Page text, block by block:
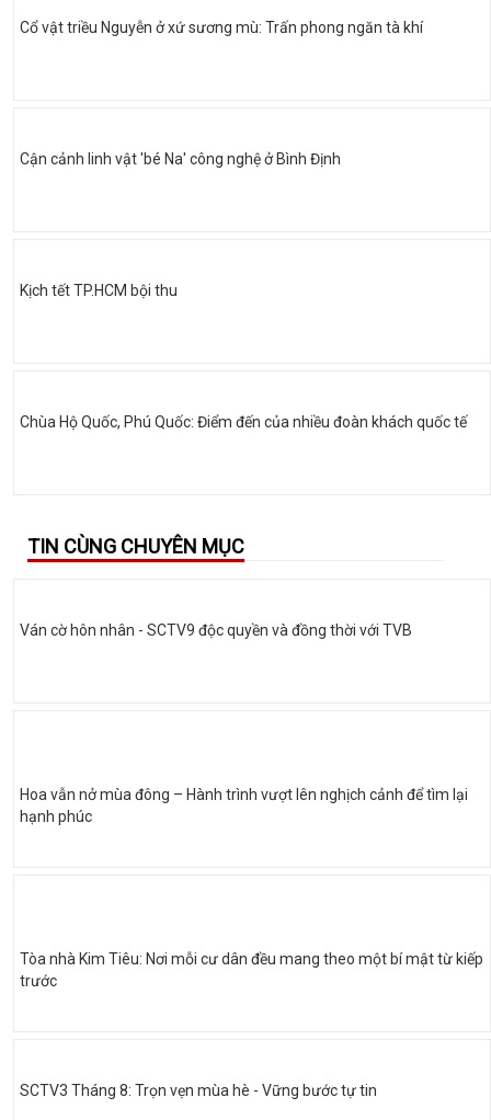
Cổ vật triều Nguyễn ở xứ sương mù: Trấn phong ngăn tà khí
Cận cảnh linh vật 'bé Na' công nghệ ở Bình Định
Kịch tết TP.HCM bội thu
Chùa Hộ Quốc, Phú Quốc: Điểm đến của nhiều đoàn khách quốc tế
TIN CÙNG CHUYÊN MỤC
Ván cờ hôn nhân - SCTV9 độc quyền và đồng thời với TVB
Hoa vẫn nở mùa đông – Hành trình vượt lên nghịch cảnh để tìm lại
hạnh phúc
Tòa nhà Kim Tiêu: Nơi mỗi cư dân đều mang theo một bí mật từ kiếp
trước
SCTV3 Tháng 8: Trọn vẹn mùa hè - Vững bước tự tin